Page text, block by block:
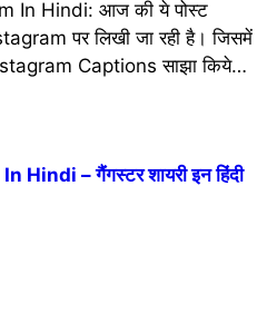
पर लिखी जा रही है। जिसमें
Captions साझा किये…
– गैंगस्टर शायरी इन हिंदी